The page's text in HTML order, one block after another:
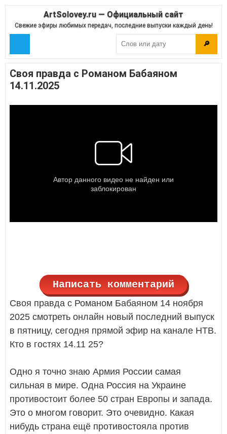
ArtSolovey.ru — Официальный сайт
Свежие эфиры любимых передач, последние выпуски каждый день!
🔎
Своя правда с Романом Бабаяном
14.11.2025
Написать комментарий
Своя правда с Романом Бабаяном 14 ноября
2025 смотреть онлайн новый последний выпуск
в пятницу, сегодня прямой эфир на канале НТВ.
Кто в гостях 14.11 25?
Одно я точно знаю Армия России самая
сильная в мире. Одна Россия на Украине
противостоит более 50 стран Европы и запада.
Это о многом говорит. Это очевидно. Какая
нибудь страна ещё противостояла против